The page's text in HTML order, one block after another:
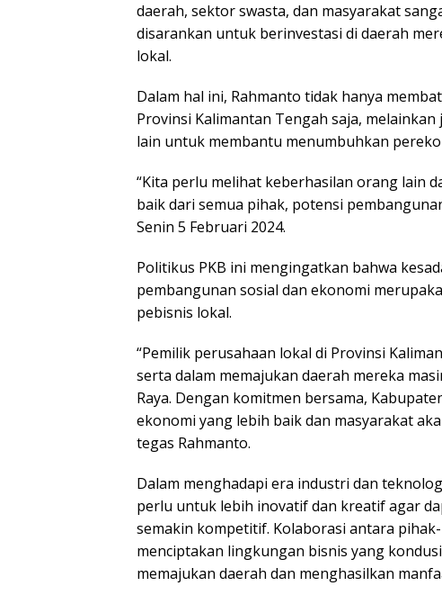
daerah, sektor swasta, dan masyarakat
disarankan untuk berinvestasi di daerah
lokal.
Dalam hal ini, Rahmanto tidak hanya
Provinsi Kalimantan Tengah saja,
lain untuk membantu menumbuhkan
“Kita perlu melihat keberhasilan orang lain
baik dari semua pihak, potensi
Senin 5 Februari 2024.
Politikus PKB ini mengingatkan bahwa
pembangunan sosial dan ekonomi
pebisnis lokal.
“Pemilik perusahaan lokal di Provinsi
serta dalam memajukan daerah mereka
Raya. Dengan komitmen bersama,
ekonomi yang lebih baik dan masyarakat
tegas Rahmanto.
Dalam menghadapi era industri dan
perlu untuk lebih inovatif dan kreatif agar
semakin kompetitif. Kolaborasi antara
menciptakan lingkungan bisnis yang
memajukan daerah dan menghasilkan